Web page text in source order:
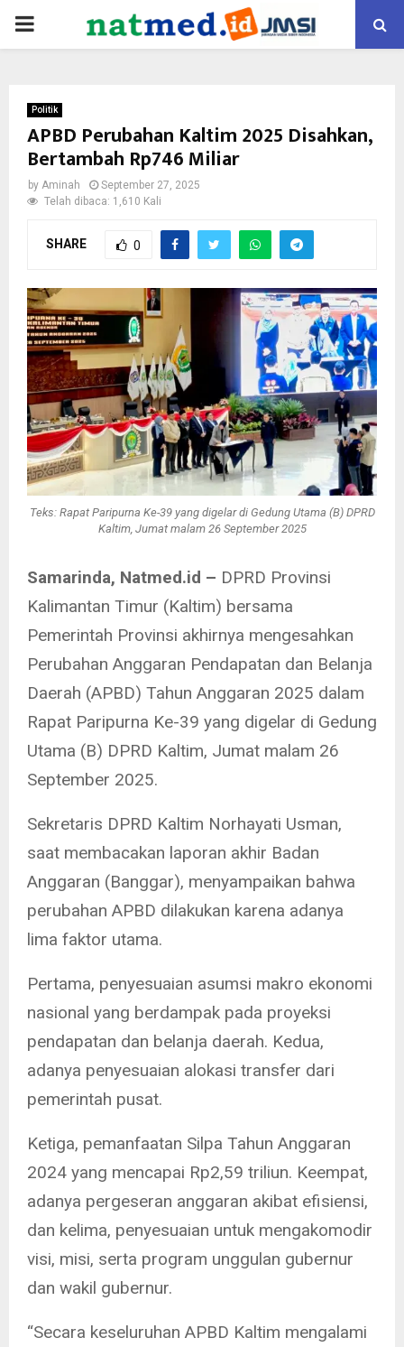
PRIMARY
Politik
APBD Perubahan Kaltim 2025 Disahkan,
Bertambah Rp746 Miliar
by Aminah
September 27, 2025
Telah dibaca: 1,610 Kali
SHARE 0
Teks: Rapat Paripurna Ke-39 yang digelar di Gedung Utama (B) DPRD
Kaltim, Jumat malam 26 September 2025
Samarinda, Natmed.id – DPRD Provinsi
Kalimantan Timur (Kaltim) bersama
Pemerintah Provinsi akhirnya mengesahkan
Perubahan Anggaran Pendapatan dan Belanja
Daerah (APBD) Tahun Anggaran 2025 dalam
Rapat Paripurna Ke-39 yang digelar di Gedung
Utama (B) DPRD Kaltim, Jumat malam 26
September 2025.
Sekretaris DPRD Kaltim Norhayati Usman,
saat membacakan laporan akhir Badan
Anggaran (Banggar), menyampaikan bahwa
perubahan APBD dilakukan karena adanya
lima faktor utama.
Pertama, penyesuaian asumsi makro ekonomi
nasional yang berdampak pada proyeksi
pendapatan dan belanja daerah. Kedua,
adanya penyesuaian alokasi transfer dari
pemerintah pusat.
Ketiga, pemanfaatan Silpa Tahun Anggaran
2024 yang mencapai Rp2,59 triliun. Keempat,
adanya pergeseran anggaran akibat efisiensi,
dan kelima, penyesuaian untuk mengakomodir
visi, misi, serta program unggulan gubernur
dan wakil gubernur.
“Secara keseluruhan APBD Kaltim mengalami